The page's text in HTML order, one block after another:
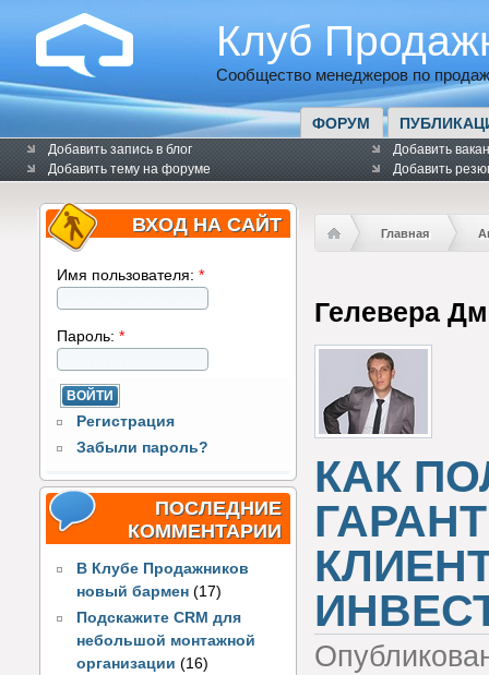
Клуб
Сообщество менеджеров по
ФОРУМ
Добавить запись в блог
Добавить тему на форуме
Добавить
Добавить
ВХОД НА САЙТ
Имя пользователя: *
Пароль: *
Регистрация
Забыли пароль?
ПОСЛЕДНИЕ
КОММЕНТАРИИ
В Клубе Продажников
новый бармен (17)
Подскажите CRM для
небольшой монтажной
организации (16)
Главная
Гелевера
КАК